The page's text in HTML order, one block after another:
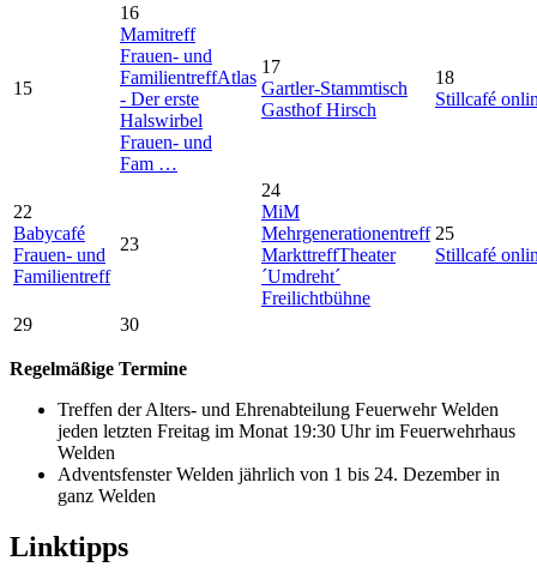
15
16
Mamitreff
Frauen- und
FamilientreffAtlas
- Der erste
Halswirbel
Frauen- und
Fam …
17
Gartler-Stammtisch
Gasthof Hirsch
18
Stillcafé
22
Babycafé
Frauen- und
Familientreff
23
24
MiM
Mehrgenerationentreff
MarkttreffTheater
´Umdreht´
Freilichtbühne
25
Stillcafé
29 30
Regelmäßige Termine
Treffen der Alters- und Ehrenabteilung Feuerwehr Welden
jeden letzten Freitag im Monat 19:30 Uhr im Feuerwehrhaus
Welden
Adventsfenster Welden jährlich von 1 bis 24. Dezember in
ganz Welden
Linktipps